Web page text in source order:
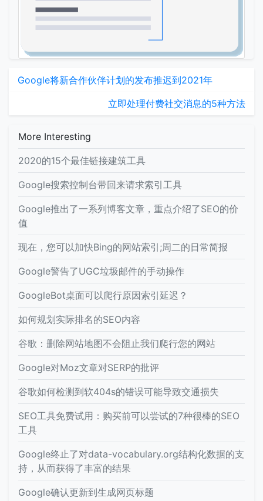
Google将新合作伙伴计划的发布推迟到2021年
立即处理付费社交消息的5种方法
More Interesting
2020的15个最佳链接建筑工具
Google搜索控制台带回来请求索引工具
Google推出了一系列博客文章，重点介绍了SEO的价
值
现在，您可以加快Bing的网站索引;周二的日常简报
Google警告了UGC垃圾邮件的手动操作
GoogleBot桌面可以爬行原因索引延迟？
如何规划实际排名的SEO内容
谷歌：删除网站地图不会阻止我们爬行您的网站
Google对Moz文章对SERP的批评
谷歌如何检测到软404s的错误可能导致交通损失
SEO工具免费试用：购买前可以尝试的7种很棒的SEO
工具
Google终止了对data-vocabulary.org结构化数据的支
持，从而获得了丰富的结果
Google确认更新到生成网页标题